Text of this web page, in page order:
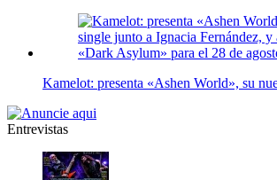
Kamelot: presenta «Ashen World», su
Entrevistas